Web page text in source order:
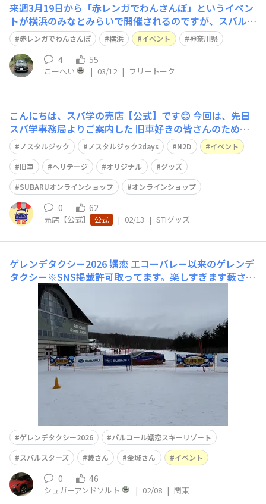
来週3月19日から「赤レンガでわんさんぽ」というイベン
トが横浜のみなとみらいで開催されるのですが、スバルさ
んもトレイルシーカーを展示するとか（インスタ）！ 愛
犬用のBRZフォトブースも可愛い！ 来年頭に車検なの
で、乗り換えもありかなと思い、見に行く予定です。 ア
ウトバック復活の噂もあるのですが、どう
赤レンガでわんさんぽ 横浜 イベント 神奈川県
4 55
こーへい | 03/12 | フリートーク
こんにちは、スバ学の売店【公式】です😊 今回は、先日
スバ学事務局よりご案内した 旧車好きの皆さんのための
イベント「Nostalgic 2days 2026」 にて販売する、SUB
ARUグッズの情報をお届けします✨ 👉イベント案内 http
s://community.subaru.jp/annou
ノスタルジック ノスタルジック2days N2D
イベント
旧車
ヘリテージ オリジナル
グッズ
SUBARUオンラインショップ
オンラインショップ
0 62
売店【公式】 公式 | 02/13 | STIグッズ
ゲレンデタクシー2026 嬬恋 エコーバレー以来のゲレンデ
タクシー※SNS掲載許可取ってます。楽しすぎます藪さん
も金城さんも笑顔ですが、この時氷点下9℃近く。ありが
とうございます。※掲載許可取得済です。
ゲレンデタクシー2026
パルコール嬬恋スキーリゾート
スバルスターズ
藪さん 金城さん イベント
0 46
シュガーアンドソルト | 02/08 | 関東